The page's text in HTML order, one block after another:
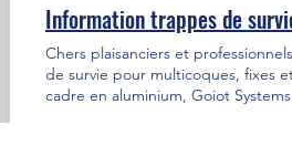
Information trappes de
Chers plaisanciers et
de survie pour multicoques, fixes
cadre en aluminium, Goiot